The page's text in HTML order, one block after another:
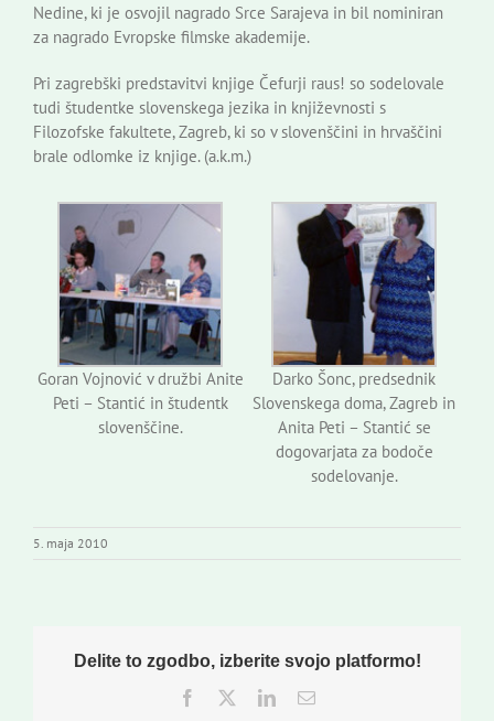
Nedine, ki je osvojil nagrado Srce Sarajeva in bil nominiran
za nagrado Evropske filmske akademije.
Pri zagrebški predstavitvi knjige Čefurji raus! so sodelovale
tudi študentke slovenskega jezika in književnosti s
Filozofske fakultete, Zagreb, ki so v slovenščini in hrvaščini
brale odlomke iz knjige. (a.k.m.)
Goran Vojnović v družbi Anite
Peti – Stantić in študentk
slovenščine.
Darko Šonc, predsednik
Slovenskega doma, Zagreb in
Anita Peti – Stantić se
dogovarjata za bodoče
sodelovanje.
5. maja 2010
Delite to zgodbo, izberite svojo platformo!
Facebook
TwitterLinkedInEmail